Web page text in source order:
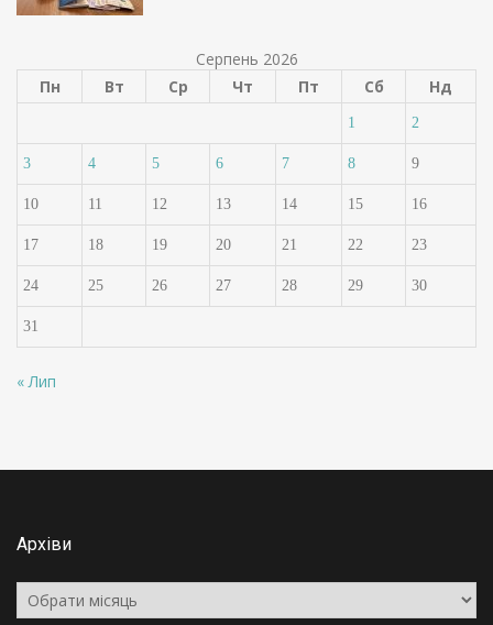
Серпень 2026
Пн
Вт Ср Чт Пт Сб Нд
1 2
3 4 5 6 7 8 9
10 11 12 13 14 15 16
17 18 19 20 21 22 23
24 25 26 27 28 29 30
31
« Лип
Архіви
Архіви